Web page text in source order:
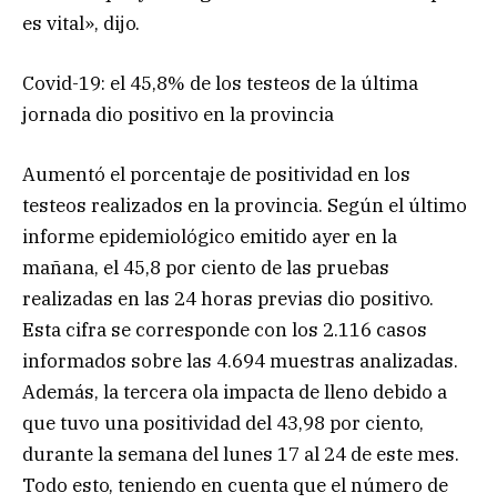
es vital», dijo.
Covid-19: el 45,8% de los testeos de la última
jornada dio positivo en la provincia
Aumentó el porcentaje de positividad en los
testeos realizados en la provincia. Según el último
informe epidemiológico emitido ayer en la
mañana, el 45,8 por ciento de las pruebas
realizadas en las 24 horas previas dio positivo.
Esta cifra se corresponde con los 2.116 casos
informados sobre las 4.694 muestras analizadas.
Además, la tercera ola impacta de lleno debido a
que tuvo una positividad del 43,98 por ciento,
durante la semana del lunes 17 al 24 de este mes.
Todo esto, teniendo en cuenta que el número de